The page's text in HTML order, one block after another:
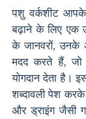
पशु वर्कशीट
बढ़ाने के लिए एक
के जानवरों, उनके
मदद करते हैं, जो
योगदान देता है।
शब्दावली पेश
और ड्राइंग जैसी